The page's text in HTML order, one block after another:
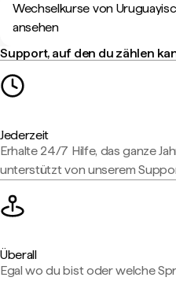
Wechselkurse von
ansehen
Support, auf den du zählen
Jederzeit
Erhalte 24/7 Hilfe, das ganze
unterstützt von unserem
Überall
Egal wo du bist oder welche